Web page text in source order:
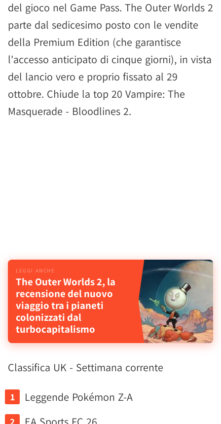
del gioco nel Game Pass. The Outer Worlds 2
parte dal sedicesimo posto con le vendite
della Premium Edition (che garantisce
l'accesso anticipato di cinque giorni), in vista
del lancio vero e proprio fissato al 29
ottobre. Chiude la top 20 Vampire: The
Masquerade - Bloodlines 2.
The Outer Worlds 2, la
recensione del nuovo
viaggio tra i pianeti
colonizzati dal
turbocapitalismo
Classifica UK - Settimana corrente
Leggende Pokémon Z-A